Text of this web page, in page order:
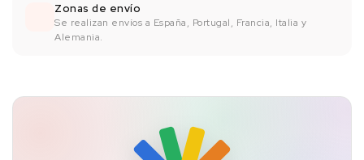
Zonas de envío
Se realizan envíos a España, Portugal, Francia, Italia y
Alemania.